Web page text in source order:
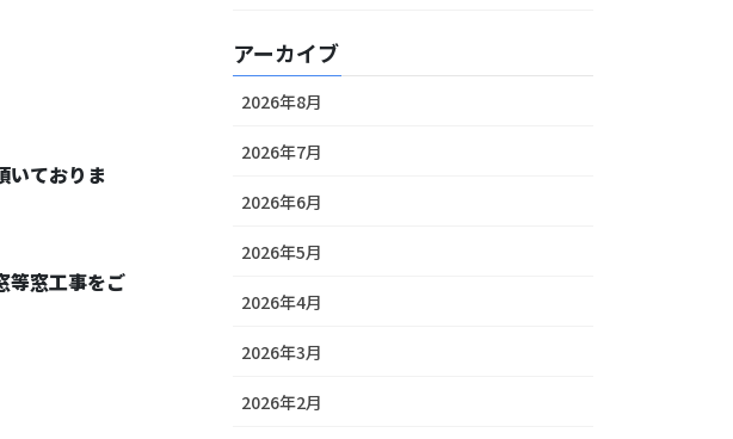
いておりま
等窓工事をご
アーカイブ
2026年8月
2026年7月
2026年6月
2026年5月
2026年4月
2026年3月
2026年2月